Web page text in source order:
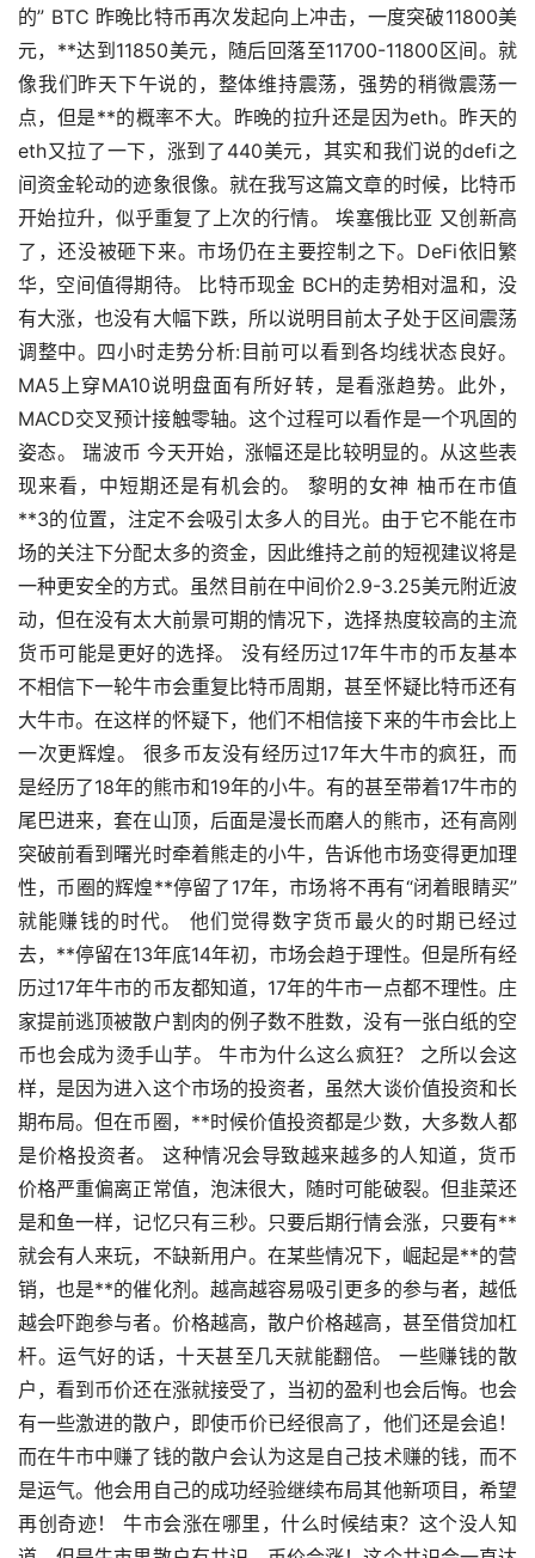
的” BTC 昨晚比特币再次发起向上冲击，一度突破11800美
元，**达到11850美元，随后回落至11700-11800区间。就
像我们昨天下午说的，整体维持震荡，强势的稍微震荡一
点，但是**的概率不大。昨晚的拉升还是因为eth。昨天的
eth又拉了一下，涨到了440美元，其实和我们说的defi之
间资金轮动的迹象很像。就在我写这篇文章的时候，比特币
开始拉升，似乎重复了上次的行情。 埃塞俄比亚 又创新高
了，还没被砸下来。市场仍在主要控制之下。DeFi依旧繁
华，空间值得期待。 比特币现金 BCH的走势相对温和，没
有大涨，也没有大幅下跌，所以说明目前太子处于区间震荡
调整中。四小时走势分析:目前可以看到各均线状态良好。
MA5上穿MA10说明盘面有所好转，是看涨趋势。此外，
MACD交叉预计接触零轴。这个过程可以看作是一个巩固的
姿态。 瑞波币 今天开始，涨幅还是比较明显的。从这些表
现来看，中短期还是有机会的。 黎明的女神 柚币在市值
**3的位置，注定不会吸引太多人的目光。由于它不能在市
场的关注下分配太多的资金，因此维持之前的短视建议将是
一种更安全的方式。虽然目前在中间价2.9-3.25美元附近波
动，但在没有太大前景可期的情况下，选择热度较高的主流
货币可能是更好的选择。 没有经历过17年牛市的币友基本
不相信下一轮牛市会重复比特币周期，甚至怀疑比特币还有
大牛市。在这样的怀疑下，他们不相信接下来的牛市会比上
一次更辉煌。 很多币友没有经历过17年大牛市的疯狂，而
是经历了18年的熊市和19年的小牛。有的甚至带着17牛市的
尾巴进来，套在山顶，后面是漫长而磨人的熊市，还有高刚
突破前看到曙光时牵着熊走的小牛，告诉他市场变得更加理
性，币圈的辉煌**停留了17年，市场将不再有“闭着眼睛买”
就能赚钱的时代。 他们觉得数字货币最火的时期已经过
去，**停留在13年底14年初，市场会趋于理性。但是所有经
历过17年牛市的币友都知道，17年的牛市一点都不理性。庄
家提前逃顶被散户割肉的例子数不胜数，没有一张白纸的空
币也会成为烫手山芋。 牛市为什么这么疯狂？ 之所以会这
样，是因为进入这个市场的投资者，虽然大谈价值投资和长
期布局。但在币圈，**时候价值投资都是少数，大多数人都
是价格投资者。 这种情况会导致越来越多的人知道，货币
价格严重偏离正常值，泡沫很大，随时可能破裂。但韭菜还
是和鱼一样，记忆只有三秒。只要后期行情会涨，只要有**
就会有人来玩，不缺新用户。在某些情况下，崛起是**的营
销，也是**的催化剂。越高越容易吸引更多的参与者，越低
越会吓跑参与者。价格越高，散户价格越高，甚至借贷加杠
杆。运气好的话，十天甚至几天就能翻倍。 一些赚钱的散
户，看到币价还在涨就接受了，当初的盈利也会后悔。也会
有一些激进的散户，即使币价已经很高了，他们还是会追！
而在牛市中赚了钱的散户会认为这是自己技术赚的钱，而不
是运气。他会用自己的成功经验继续布局其他新项目，希望
再创奇迹！ 牛市会涨在哪里，什么时候结束？这个没人知